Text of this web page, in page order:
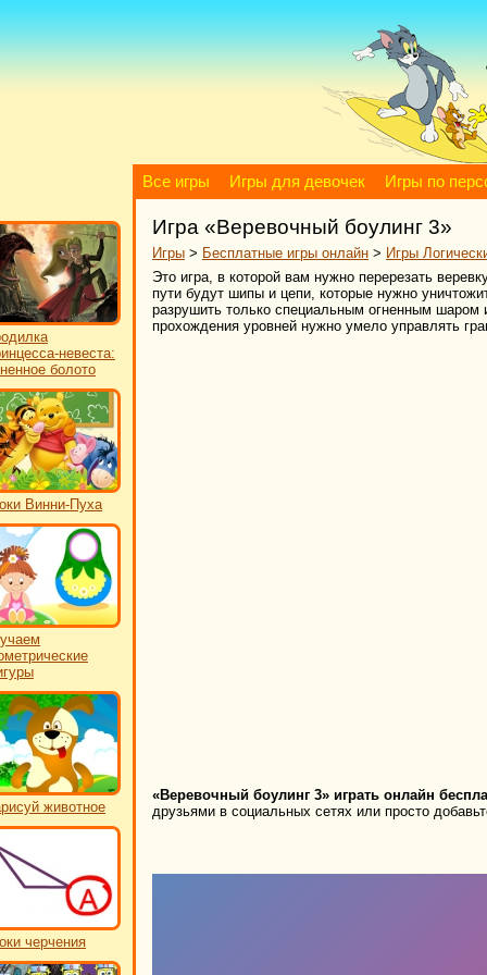
Все игры Игры для девочек Игры по
невеста:
болото
Винни-Пуха
животное
черчения
Игра «Веревочный боулинг 3»
Игры > Бесплатные игры онлайн > Игры
Это игра, в которой вам нужно перерезать
пути будут шипы и цепи, которые нужно
разрушить только специальным огненным
прохождения уровней нужно умело управлять
«Веревочный боулинг 3» играть онлайн
друзьями в социальных сетях или просто